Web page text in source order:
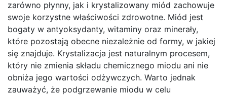
zarówno płynny, jak i krystalizowany miód zachowuje
swoje korzystne właściwości zdrowotne. Miód jest
bogaty w antyoksydanty, witaminy oraz minerały,
które pozostają obecne niezależnie od formy, w jakiej
się znajduje. Krystalizacja jest naturalnym procesem,
który nie zmienia składu chemicznego miodu ani nie
obniża jego wartości odżywczych. Warto jednak
zauważyć, że podgrzewanie miodu w celu